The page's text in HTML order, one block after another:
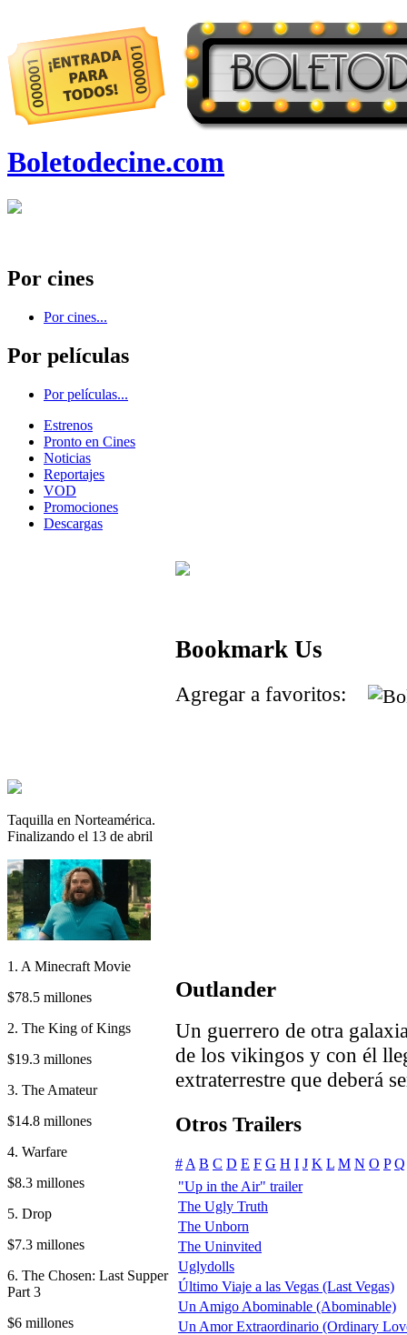
Boletodecine.com
Por cines
Por cines...
Por películas
Por películas...
Estrenos
Pronto en Cines
Noticias
Reportajes
VOD
Promociones
Descargas
Taquilla en Norteamérica.
Finalizando el 13 de abril
1. A Minecraft Movie
$78.5 millones
2. The King of Kings
$19.3 millones
3. The Amateur
$14.8 millones
4. Warfare
$8.3 millones
5. Drop
$7.3 millones
6. The Chosen: Last Supper
Part 3
$6 millones
Bookmark Us
Agregar a favoritos:
Outlander
Un guerrero de otra
de los vikingos y con él
extraterrestre que deberá
Otros Trailers
# A B C D E F G H I J K L M N O P Q
"Up in the Air" trailer
The Ugly Truth
The Unborn
The Uninvited
Uglydolls
Último Viaje a las Vegas (Last Vegas)
Un Amigo Abominable (Abominable)
Un Amor Extraordinario (Ordinary